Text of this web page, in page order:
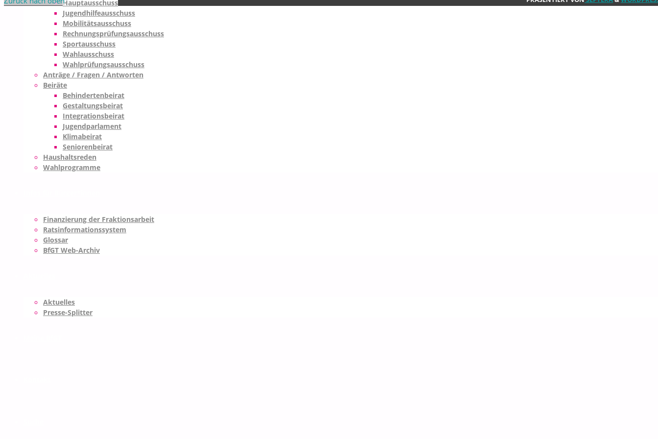
Hauptausschuss
Jugendhilfeausschuss
Mobilitätsausschuss
Rechnungsprüfungsausschuss
Sportausschuss
Wahlausschuss
Wahlprüfungsausschuss
Anträge / Fragen / Antworten
Beiräte
Behindertenbeirat
Gestaltungsbeirat
Integrationsbeirat
Jugendparlament
Klimabeirat
Seniorenbeirat
Haushaltsreden
Wahlprogramme
Finanzierung der Fraktionsarbeit
Ratsinformationssystem
Glossar
BfGT Web-Archiv
Aktuelles
Presse-Splitter